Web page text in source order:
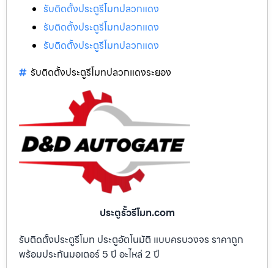
รับติดตั้งประตูรีโมทปลวกแดง
รับติดตั้งประตูรีโมทปลวกแดง
รับติดตั้งประตูรีโมทปลวกแดง
รับติดตั้งประตูรีโมทปลวกแดงระยอง
ประตูรั้วรีโมท.com
รับติดตั้งประตูรีโมท ประตูอัตโนมัติ แบบครบวงจร ราคาถูก
พร้อมประกันมอเตอร์ 5 ปี อะไหล่ 2 ปี